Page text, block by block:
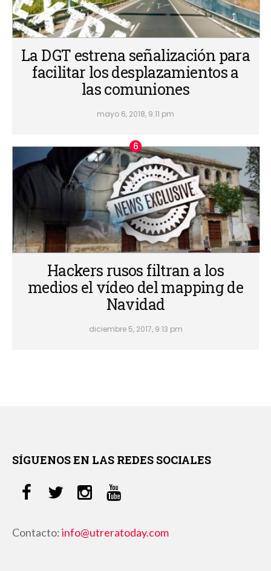
La DGT estrena señalización para
facilitar los desplazamientos a
las comuniones
mayo 6, 2018, 9:11 pm
Hackers rusos filtran a los
medios el vídeo del mapping de
Navidad
diciembre 5, 2017, 9:13 pm
SÍGUENOS EN LAS REDES SOCIALES
Contacto:info@utreratoday.com